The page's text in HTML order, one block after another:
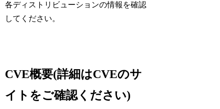
各ディストリビューションの情報を確認
してください。
CVE概要(詳細はCVEのサ
イトをご確認ください)